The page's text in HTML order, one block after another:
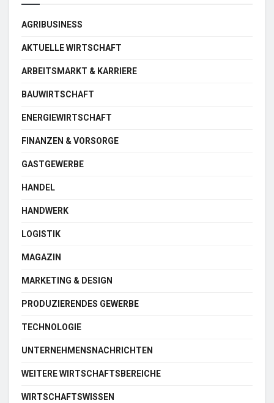
AGRIBUSINESS
AKTUELLE WIRTSCHAFT
ARBEITSMARKT & KARRIERE
BAUWIRTSCHAFT
ENERGIEWIRTSCHAFT
FINANZEN & VORSORGE
GASTGEWERBE
HANDEL
HANDWERK
LOGISTIK
MAGAZIN
MARKETING & DESIGN
PRODUZIERENDES GEWERBE
TECHNOLOGIE
UNTERNEHMENSNACHRICHTEN
WEITERE WIRTSCHAFTSBEREICHE
WIRTSCHAFTSWISSEN